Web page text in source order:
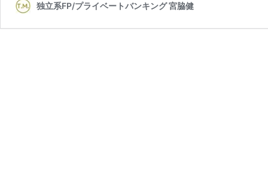
独立系FP/プライベートバンキング 宮脇健